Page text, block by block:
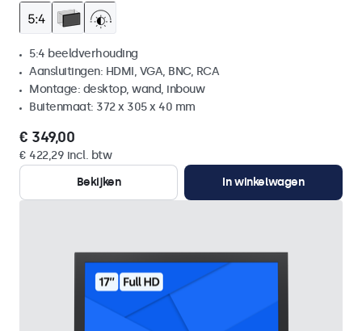
5:4 beeldverhouding
Aansluitingen: HDMI, VGA, BNC, RCA
Montage: desktop, wand, inbouw
Buitenmaat: 372 x 305 x 40 mm
€ 349,00
€ 422,29 incl. btw
Bekijken
In winkelwagen